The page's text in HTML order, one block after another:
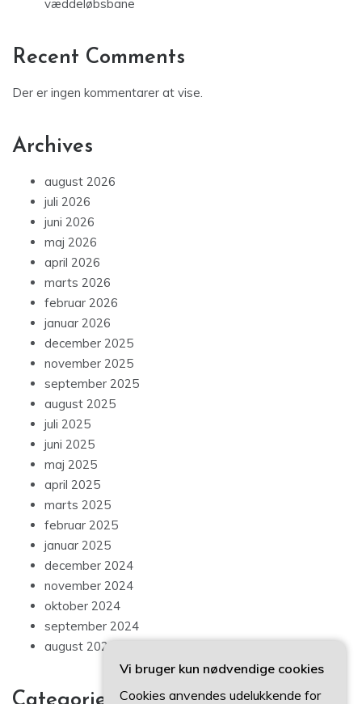
væddeløbsbane
Recent Comments
Der er ingen kommentarer at vise.
Archives
august 2026
juli 2026
juni 2026
maj 2026
april 2026
marts 2026
februar 2026
januar 2026
december 2025
november 2025
september 2025
august 2025
juli 2025
juni 2025
maj 2025
april 2025
marts 2025
februar 2025
januar 2025
december 2024
november 2024
oktober 2024
september 2024
august 2024
Vi bruger kun nødvendige cookies
Cookies anvendes udelukkende for